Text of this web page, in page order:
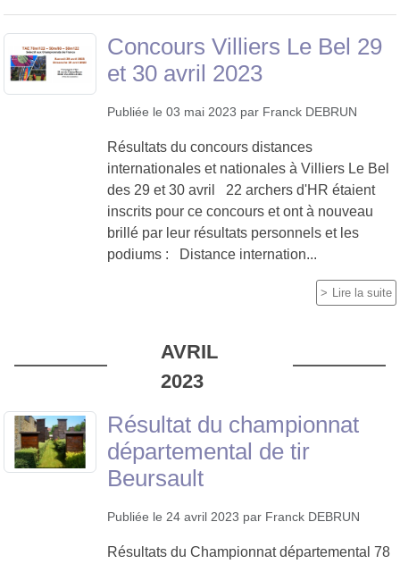
Concours Villiers Le Bel 29
et 30 avril 2023
Publiée le 03 mai 2023 par Franck DEBRUN
Résultats du concours distances
internationales et nationales à Villiers Le Bel
des 29 et 30 avril 22 archers d'HR étaient
inscrits pour ce concours et ont à nouveau
brillé par leur résultats personnels et les
podiums : Distance internation...
Lire la suite
AVRIL
2023
Résultat du championnat
départemental de tir
Beursault
Publiée le 24 avril 2023 par Franck DEBRUN
Résultats du Championnat départemental 78